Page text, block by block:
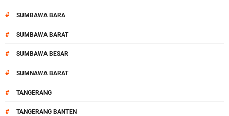
# SUMBAWA BARA
# SUMBAWA BARAT
# SUMBAWA BESAR
# SUMNAWA BARAT
# TANGERANG
# TANGERANG BANTEN